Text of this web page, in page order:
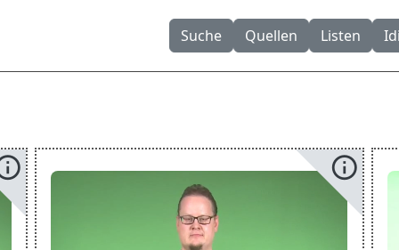
Suche Quellen Listen
info